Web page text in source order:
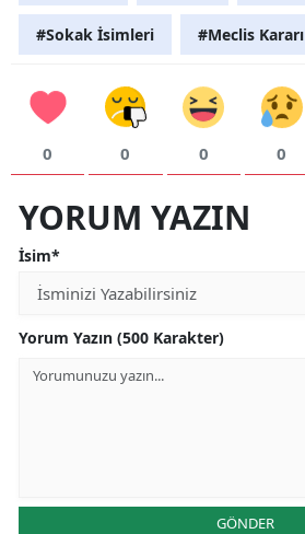
#Sokak İsimleri #Meclis Kararı
0 0 0 0
YORUM YAZIN
İsim*
Yorum Yazın (500 Karakter)
GÖNDER